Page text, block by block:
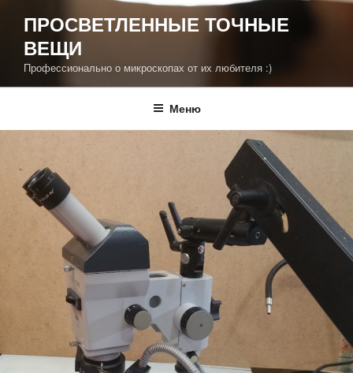
содержимому
ПРОСВЕТЛЕННЫЕ ТОЧНЫЕ
ВЕЩИ
Профессионально о микроскопах от их любителя :)
Меню